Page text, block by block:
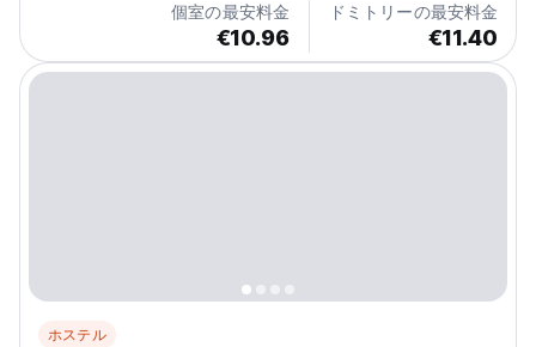
個室の最安料金
€10.96
ドミトリーの最安料金
€11.40
ホステル